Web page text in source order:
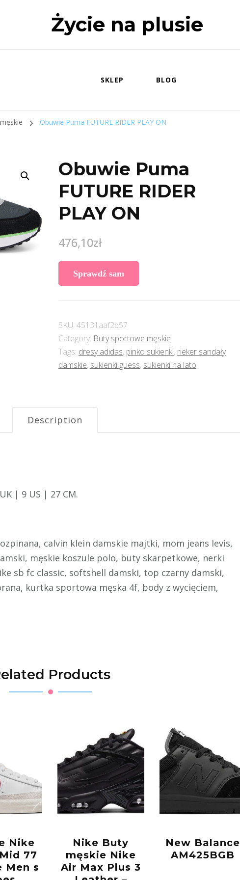
Życie na plusie
SKLEP BLOG
Obuwie Puma FUTURE RIDER PLAY ON
Obuwie Puma
FUTURE RIDER
PLAY ON
476,10zł
Sprawdź sam
SKU:45131aaf2b57
Category: Buty sportowe męskie
Tags: dresy adidas, pinko sukienki, rieker sandały
damskie, sukienki guess, sukienki na lato
Description
| 9 US | 27 CM.
calvin klein damskie majtki, mom jeans levis,
męskie koszule polo, buty skarpetkowe, nerki
sb fc classic, softshell damski, top czarny damski,
kurtka sportowa męska 4f, body z wycięciem,
Products
Nike
77
Men s
Nike Buty
męskie Nike
Air Max Plus 3
New Balance
AM425BGB